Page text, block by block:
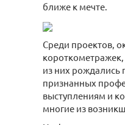
ближе к мечте.
Среди проектов,
из них рождались
признанных
выступлениям и
многие из